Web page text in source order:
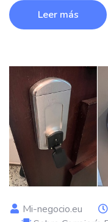
Leer más
Mi-negocio.eu